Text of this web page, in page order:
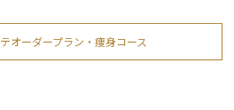
オーダープラン・痩身コース